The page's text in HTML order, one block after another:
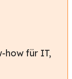
how für IT,